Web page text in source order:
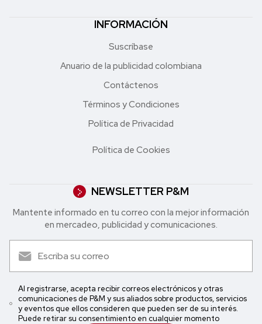
INFORMACIÓN
Suscríbase
Anuario de la publicidad colombiana
Contáctenos
Términos y Condiciones
Política de Privacidad
Política de Cookies
NEWSLETTER P&M
Mantente informado en tu correo con la mejor in formación
en mercadeo, publicidad y comunicaciones.
Al registrarse, acepta recibir correos electrónicos y otras
comunicaciones de P&M y sus aliados sobre productos, servicios
y eventos que ellos consideren que pueden ser de su interés.
Puede retirar su consentimiento en cualquier momento